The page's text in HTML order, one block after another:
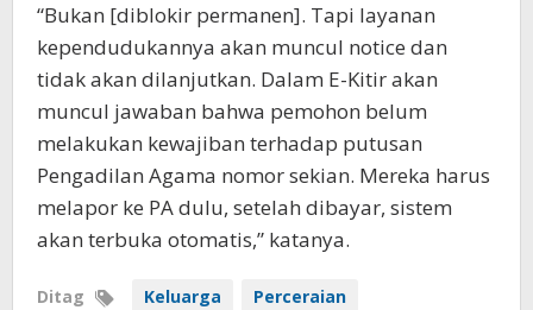
“Bukan [diblokir permanen]. Tapi layanan
kependudukannya akan muncul notice dan
tidak akan dilanjutkan. Dalam E-Kitir akan
muncul jawaban bahwa pemohon belum
melakukan kewajiban terhadap putusan
Pengadilan Agama nomor sekian. Mereka harus
melapor ke PA dulu, setelah dibayar, sistem
akan terbuka otomatis,” katanya.
Ditag Keluarga
Perceraian